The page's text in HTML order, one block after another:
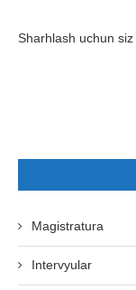
Sharhlash uchun siz
Magistratura
Intervyular